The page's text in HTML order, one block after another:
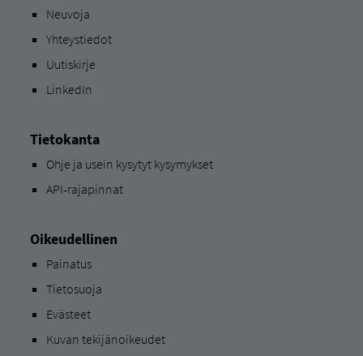
Neuvoja
Yhteystiedot
Uutiskirje
LinkedIn
Tietokanta
Ohje ja usein kysytyt kysymykset
API-rajapinnat
Oikeudellinen
Painatus
Tietosuoja
Evästeet
Kuvan tekijänoikeudet